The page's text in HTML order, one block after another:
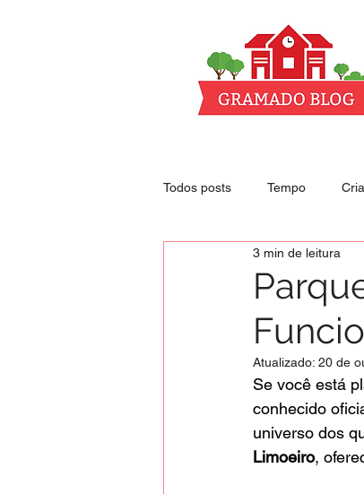
Todos posts Tempo
Club - nossos descontos
3 min de leitura
Atualizado: 20 de
Se você está
conhecido
universo dos
Limoeiro,